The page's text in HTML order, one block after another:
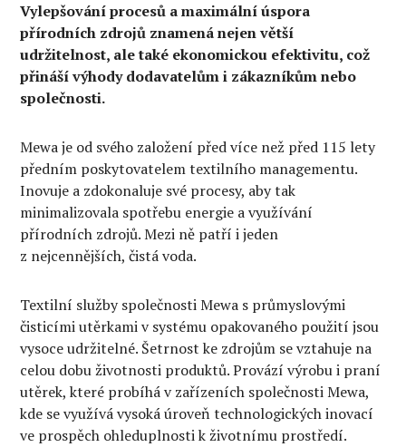
Vylepšování procesů a maximální úspora
přírodních zdrojů znamená nejen větší
udržitelnost, ale také ekonomickou efektivitu, což
přináší výhody dodavatelům i zákazníkům nebo
společnosti.
Mewa je od svého založení před více než před 115 lety
předním poskytovatelem textilního managementu.
Inovuje a zdokonaluje své procesy, aby tak
minimalizovala spotřebu energie a využívání
přírodních zdrojů. Mezi ně patří i jeden
z nejcennějších, čistá voda.
Textilní služby společnosti Mewa s průmyslovými
čisticími utěrkami v systému opakovaného použití jsou
vysoce udržitelné. Šetrnost ke zdrojům se vztahuje na
celou dobu životnosti produktů. Provází výrobu i praní
utěrek, které probíhá v zařízeních společnosti Mewa,
kde se využívá vysoká úroveň technologických inovací
ve prospěch ohleduplnosti k životnímu prostředí.